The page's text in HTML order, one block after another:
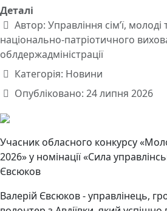
Деталі
Автор: Управління сім’ї,
національно-патріотичного
облдержадміністрації
Категорія: Новини
Опубліковано: 24 липня 2026
Учасник обласного конкурсу
2026» у номінації «Сила
Євсюков
Валерій Євсюков - управлінець,